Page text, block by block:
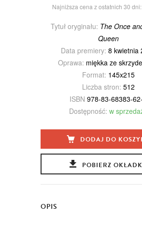
Najniższa cena z ostatnich 30 dni:
Tytuł oryginału: The Once
Queen
Data premiery: 8 kwietnia
Oprawa: miękka ze
Format: 145x215
Liczba stron: 512
ISBN 978-83-68383-
Dostępność: w
DODAJ DO
POBIERZ
OPIS